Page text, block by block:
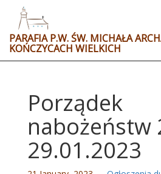
PARAFIA P.W. ŚW. MICHAŁA
KOŃCZYCACH WIELKICH
Porządek
nabożeństw
29.01.2023